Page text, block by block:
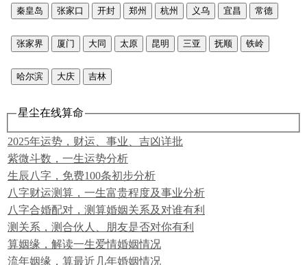
秦皇岛 张家口 开封 郑州 杭州 义乌 宜昌 常德
张家界 厦门 大同 太原 昆明 三亚 抚顺 铁岭
哈尔滨 大庆 吉林
星尘在线算命
2025年运势，财运、事业、吉凶详批
紫微斗数，一生运势分析
生辰八字，免费100条初步分析
八字财运测算，一生富贵程度及事业分析
八字合婚配对，测算婚姻关系及对谁有利
测关系，测合伙人、朋友是否对你有利
算姻缘，解读一生爱情婚姻情况
流年姻缘，算最近几年婚姻情况